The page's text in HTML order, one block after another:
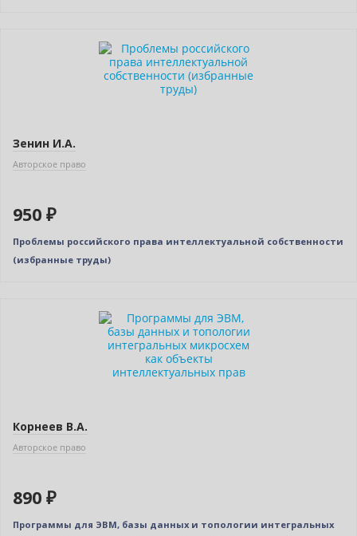
Зенин И.А.
Авторское право
950 ₽
Проблемы российского права интеллектуальной собственности
(избранные труды)
Корнеев В.А.
Авторское право
890 ₽
Программы для ЭВМ, базы данных и топологии интегральных